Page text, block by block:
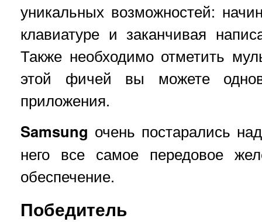
уникальных возможностей:
клавиатуре и заканчивая
Также необходимо отметить
этой фичей вы можете
приложения.
Samsung очень постарались
него все самое передовое
обеспечение.
Победитель